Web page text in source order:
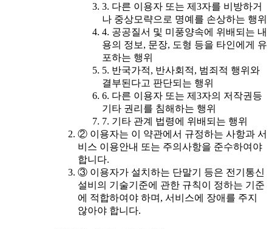
3. 다른 이용자 또는 제3자를 비방하거
나 중상모략으로 명예를 손상하는 행위
4. 공공질서 및 미풍양속에 위배되는 내
용의 정보, 문장, 도형 등을 타인에게 유
포하는 행위
5. 반국가적, 반사회적, 범죄적 행위와
결부된다고 판단되는 행위
6. 다른 이용자 또는 제3자의 저작권등
기타 권리를 침해하는 행위
7. 기타 관계 법령에 위배되는 행위
② 이용자는 이 약관에서 규정하는 사항과 서
비스 이용안내 또는 주의사항을 준수하여야
합니다.
③ 이용자가 설치하는 단말기 등은 전기통신
설비의 기술기준에 관한 규칙이 정하는 기준
에 적합하여야 하며, 서비스에 장애를 주지
않아야 합니다.